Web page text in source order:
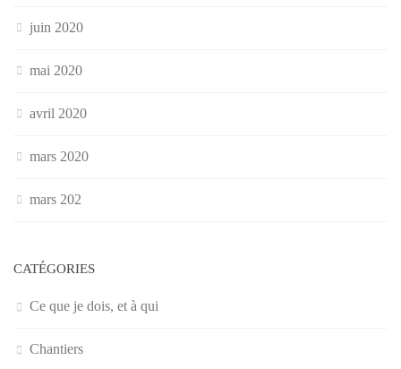
juin 2020
mai 2020
avril 2020
mars 2020
mars 202
CATÉGORIES
Ce que je dois, et à qui
Chantiers